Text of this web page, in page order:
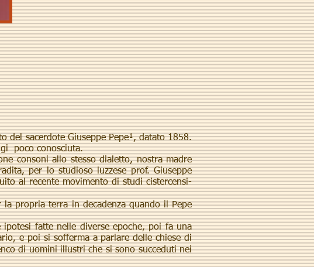
del sacerdote Giuseppe Pepe¹, datato 1858.
poco conosciuta.
consoni allo stesso dialetto, nostra madre
per lo studioso luzzese prof. Giuseppe
al recente movimento di studi cistercensi-
propria terra in decadenza quando il Pepe
fatte nelle diverse epoche, poi fa una
e poi si sofferma a parlare delle chiese di
di uomini illustri che si sono succeduti nei